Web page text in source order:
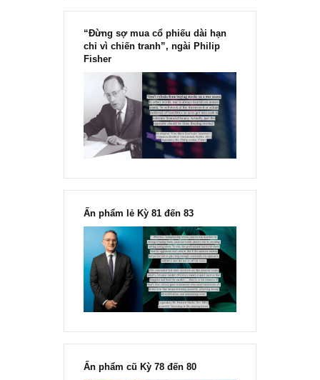
“Đừng sợ mua cổ phiếu dài hạn
chỉ vì chiến tranh”, ngài Philip